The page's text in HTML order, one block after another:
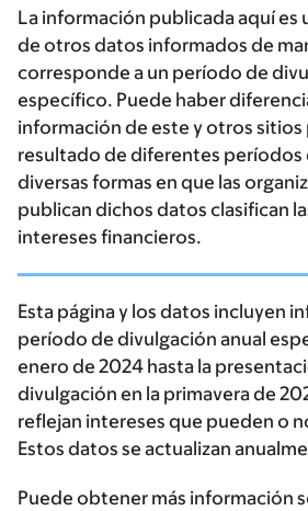
La información publicada aquí
de otros datos informados de
corresponde a un período de
específico. Puede haber
información de este y otros
resultado de diferentes períodos
diversas formas en que las
publican dichos datos clasifican
intereses financieros.
Esta página y los datos incluyen
período de divulgación anual
enero de 2024 hasta la
divulgación en la primavera de
reflejan intereses que pueden o
Estos datos se actualizan
Puede obtener más información